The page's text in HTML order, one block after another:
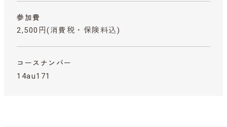
参加費
2,500円 (消費税・保険料込)
コースナンバー
14au171